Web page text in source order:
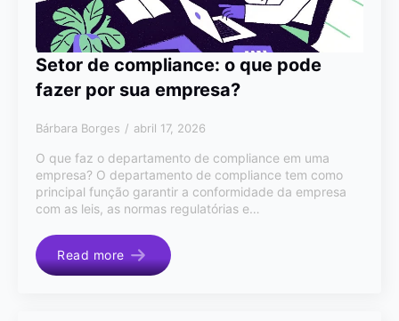
Setor de compliance: o que pode
fazer por sua empresa?
Bárbara Borges abril 17, 2026
O que faz o departamento de compliance em uma
empresa? O departamento de compliance tem como
principal função garantir a conformidade da empresa
com as leis, as normas regulatórias e…
Read more